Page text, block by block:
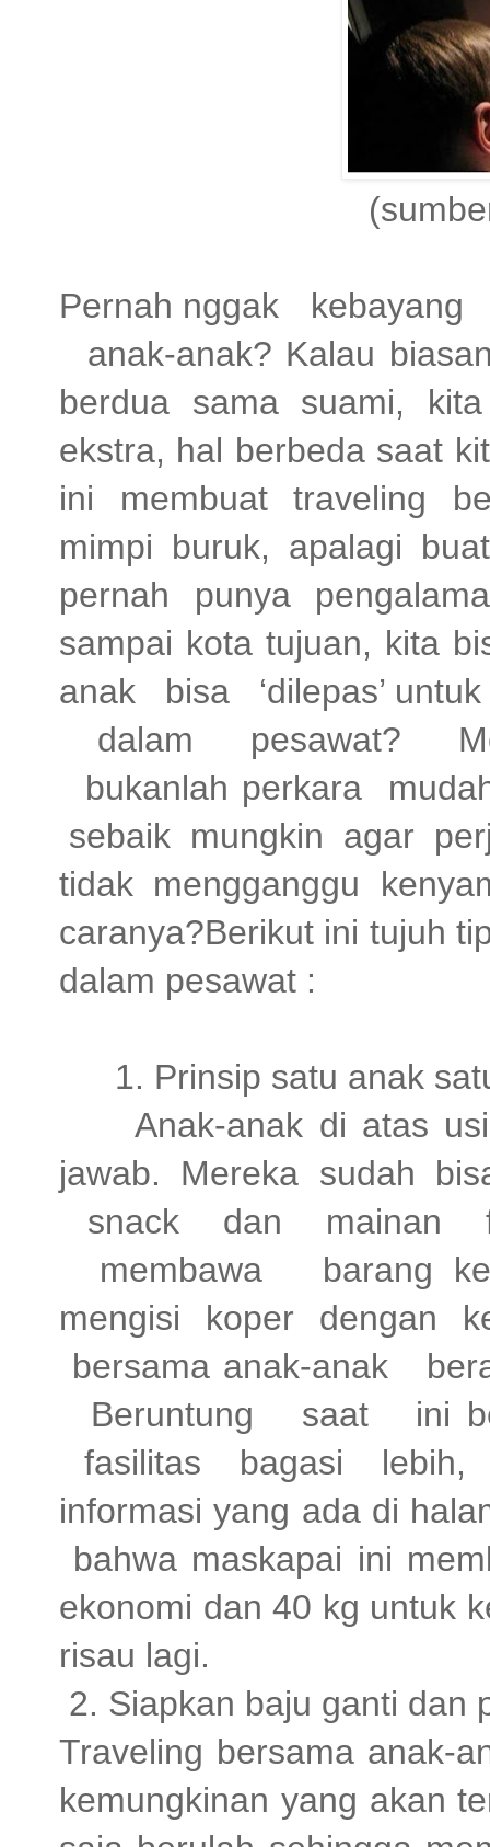
Pernah nggak
kebayang
anak-anak? Kalau
berdua sama suami,
ekstra, hal berbeda saat
ini membuat traveling
mimpi buruk, apalagi
pernah punya
sampai kota tujuan, kita
anak
bisa
‘dilepas’
dalam
pesawat?
bukanlah perkara
sebaik mungkin agar
tidak mengganggu
caranya?Berikut ini tujuh
dalam pesawat :
1. Prinsip satu anak
Anak-anak di atas
jawab. Mereka sudah
snack
dan mainan
membawa
barang
mengisi koper dengan
bersama anak-anak
Beruntung
saat
ini
fasilitas
bagasi
lebih,
informasi yang ada di
bahwa maskapai ini
ekonomi dan 40 kg untuk
risau lagi.
2. Siapkan baju ganti
Traveling bersama anak-
kemungkinan yang akan